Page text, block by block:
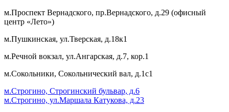
м.Проспект Вернадского, пр.Вернадского, д.29 (офисный
центр «Лето»)
м.Пушкинская, ул.Тверская, д.18к1
м.Речной вокзал, ул.Ангарская, д.7, кор.1
м.Сокольники, Сокольнический вал, д.1с1
м.Строгино, Строгинский бульвар, д.6
м.Строгино, ул.Маршала Катукова, д.23